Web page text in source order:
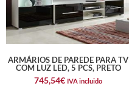
ARMÁRIOS DE PAREDE PARA TV
COM LUZ LED, 5 PCS, PRETO
745,54€ IVA incluido